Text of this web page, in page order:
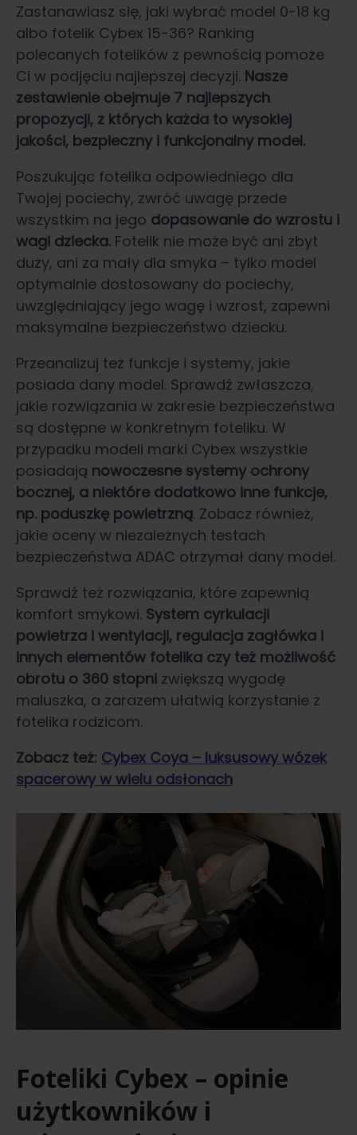
Zastanawiasz się, jaki wybrać model 0-18 kg
albo fotelik Cybex 15-36? Ranking
polecanych fotelików z pewnością pomoże
Ci w podjęciu najlepszej decyzji. Nasze
zestawienie obejmuje 7 najlepszych
propozycji, z których każda to wysokiej
jakości, bezpieczny i funkcjonalny model.
Poszukując fotelika odpowiedniego dla
Twojej pociechy, zwróć uwagę przede
wszystkim na jego dopasowanie do wzrostu i
wagi dziecka. Fotelik nie może być ani zbyt
duży, ani za mały dla smyka – tylko model
optymalnie dostosowany do pociechy,
uwzględniający jego wagę i wzrost, zapewni
maksymalne bezpieczeństwo dziecku.
Przeanalizuj też funkcje i systemy, jakie
posiada dany model. Sprawdź zwłaszcza,
jakie rozwiązania w zakresie bezpieczeństwa
są dostępne w konkretnym foteliku. W
przypadku modeli marki Cybex wszystkie
posiadają nowoczesne systemy ochrony
bocznej, a niektóre dodatkowo inne funkcje,
np. poduszkę powietrzną. Zobacz również,
jakie oceny w niezależnych testach
bezpieczeństwa ADAC otrzymał dany model.
Sprawdź też rozwiązania, które zapewnią
komfort smykowi. System cyrkulacji
powietrza i wentylacji, regulacja zagłówka i
innych elementów fotelika czy też możliwość
obrotu o 360 stopni zwiększą wygodę
maluszka, a zarazem ułatwią korzystanie z
fotelika rodzicom.
Zobacz też: Cybex Coya – luksusowy wózek
spacerowy w wielu odsłonach
Foteliki Cybex – opinie
użytkowników i